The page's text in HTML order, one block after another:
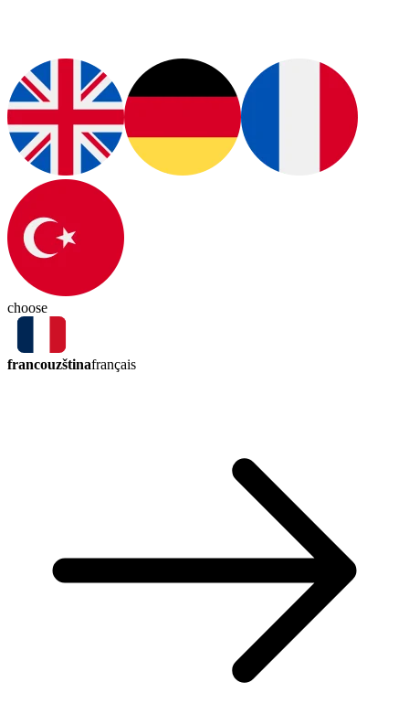
choose
francouzštinafrançais